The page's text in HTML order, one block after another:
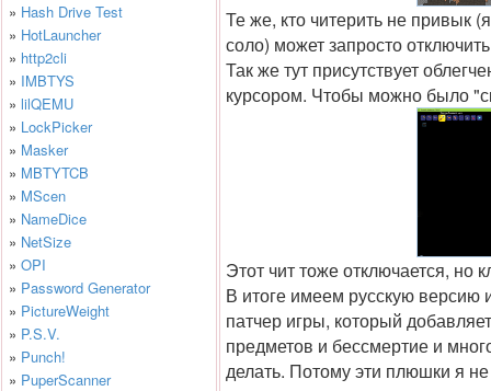
» Hash Drive Test
» HotLauncher
» http2cli
» IMBTYS
» lilQEMU
» LockPicker
» Masker
» MBTYTCB
» MScen
» NameDice
» NetSize
» OPI
» Password Generator
» PictureWeight
» P.S.V.
» Punch!
» PuperScanner
Те же, кто читерить не привык
соло) может запросто
Так же тут присутствует
курсором. Чтобы можно было
Этот чит тоже отключается, но
В итоге имеем русскую версию
патчер игры, который
предметов и бессмертие и
делать. Потому эти плюшки я